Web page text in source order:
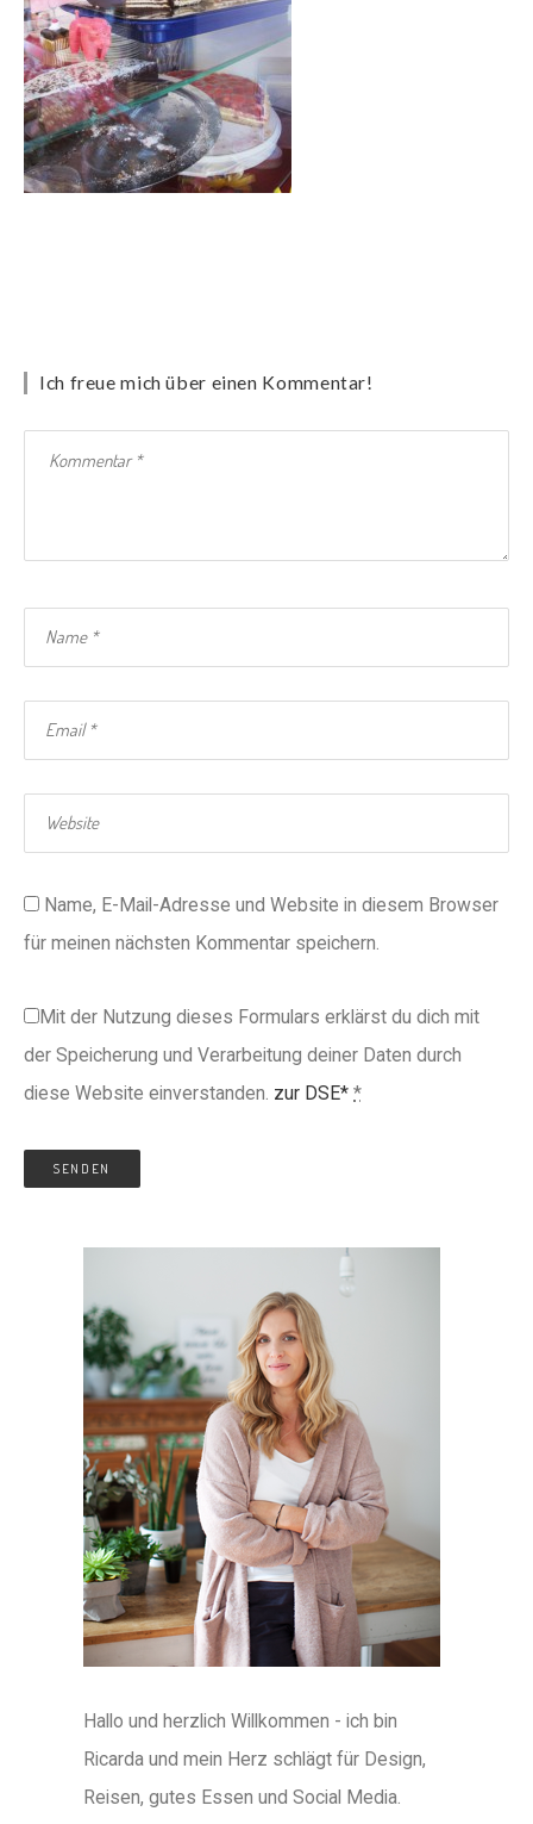
Ich freue mich über einen Kommentar!
Name, E-Mail-Adresse und Website in diesem Browser
für meinen nächsten Kommentar speichern.
Mit der Nutzung dieses Formulars erklärst du dich mit
der Speicherung und Verarbeitung deiner Daten durch
diese Website einverstanden. zur DSE* *
Hallo und herzlich Willkommen - ich bin
Ricarda und mein Herz schlägt für Design,
Reisen, gutes Essen und Social Media.